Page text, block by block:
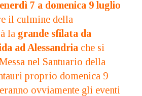
7 a domenica 9 luglio
il culmine della
la grande sfilata da
ad Alessandria che si
nel Santuario della
proprio domenica 9
ovviamente gli eventi